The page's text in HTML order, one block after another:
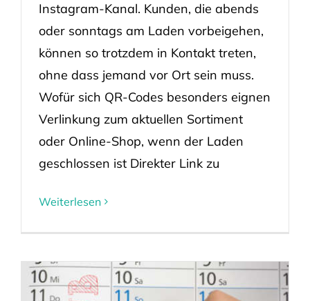
Instagram-Kanal. Kunden, die abends
oder sonntags am Laden vorbeigehen,
können so trotzdem in Kontakt treten,
ohne dass jemand vor Ort sein muss.
Wofür sich QR-Codes besonders eignen
Verlinkung zum aktuellen Sortiment
oder Online-Shop, wenn der Laden
geschlossen ist Direkter Link zu
Weiterlesen